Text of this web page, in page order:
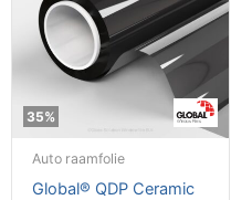
35%
Auto raamfolie
Global® QDP Ceramic